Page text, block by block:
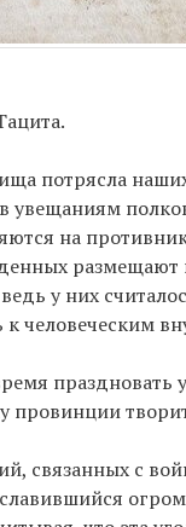
потрясла
увещаниям
на
у них
человеческим
праздновать
провинции
связанных с